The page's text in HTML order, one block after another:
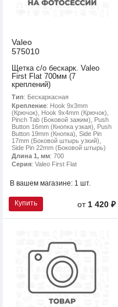
Valeo
575010
Щетка с/о бескарк. Valeo
First Flat 700мм (7
креплений)
Тип: Бескаркасная
Крепление: Hook 9x3mm
(Крючок), Hook 9x4mm (Крючок),
Pinch Tab (Боковой зажим), Push
Button 16mm (Кнопка узкая), Push
Button 19mm (Кнопка), Side Pin
17mm (Боковой штырь узкий),
Side Pin 22mm (Боковой штырь)
Длина 1, мм: 700
Серия: Valeo First Flat
В вашем магазине: 1 шт.
Купить от1 420 ₽